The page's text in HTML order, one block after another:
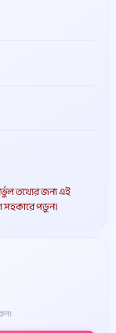
তথ্যের জন্য এই
সহকারে পড়ুন।